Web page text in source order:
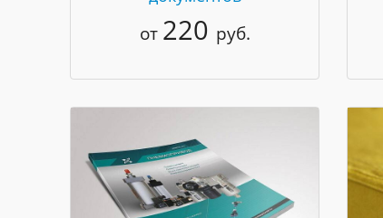
от 220 руб.